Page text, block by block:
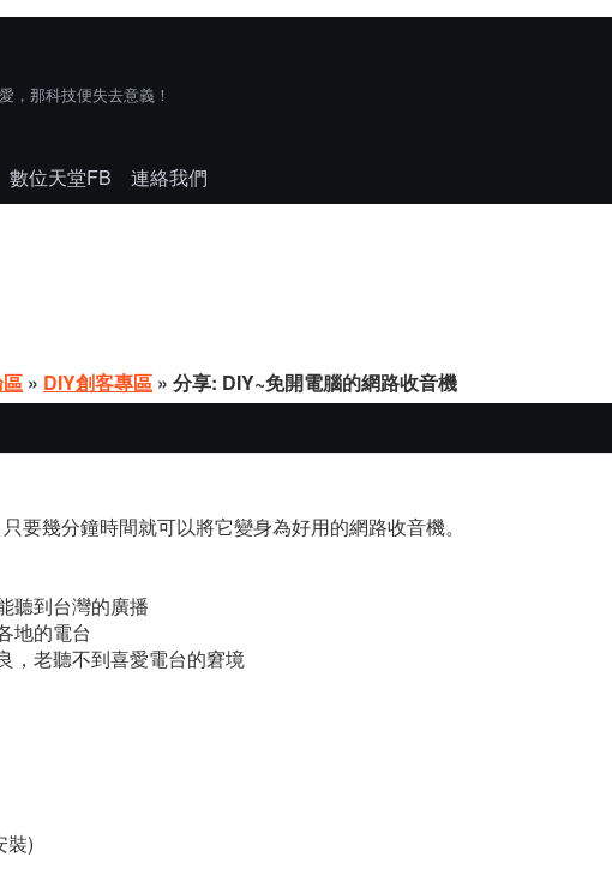
，那科技便失去意義！
數位天堂FB
連絡我們
» DIY創客專區 » 分享: DIY~免開電腦的網路收音機
要幾分鐘時間就可以將它變身為好用的網路收音機。
聽到台灣的廣播
地的電台
，老聽不到喜愛電台的窘境
裝)